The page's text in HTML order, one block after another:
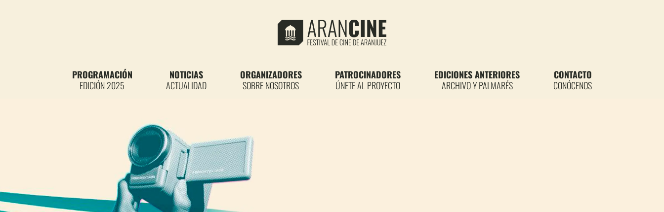
PROGRAMACIÓN
EDICIÓN 2025
NOTICIAS
ACTUALIDAD
ORGANIZADORES
SOBRE NOSOTROS
PATROCINADORES
ÚNETE AL PROYECTO
EDICIONES ANTERIORES
ARCHIVO Y PALMARÉS
CONTACTO
CONÓCENOS
PROFESORES DE LA URJC CONFORMAN EL JURADO DE ARANCINE
PARA PREMIAR EL MEJOR CORTOMETRAJE JOVEN